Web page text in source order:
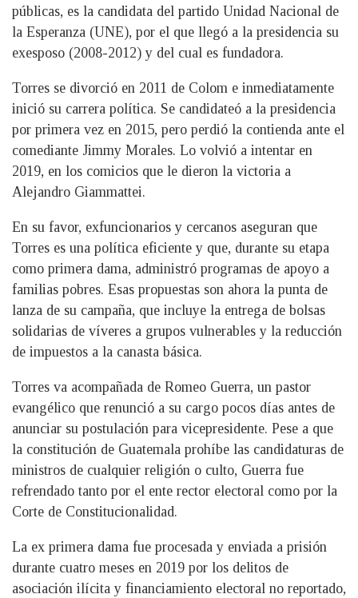
públicas, es la candidata del partido Unidad Nacional de
la Esperanza (UNE), por el que llegó a la presidencia su
exesposo (2008-2012) y del cual es fundadora.
Torres se divorció en 2011 de Colom e inmediatamente
inició su carrera política. Se candidateó a la presidencia
por primera vez en 2015, pero perdió la contienda ante el
comediante Jimmy Morales. Lo volvió a intentar en
2019, en los comicios que le dieron la victoria a
Alejandro Giammattei.
En su favor, exfuncionarios y cercanos aseguran que
Torres es una política eficiente y que, durante su etapa
como primera dama, administró programas de apoyo a
familias pobres. Esas propuestas son ahora la punta de
lanza de su campaña, que incluye la entrega de bolsas
solidarias de víveres a grupos vulnerables y la reducción
de impuestos a la canasta básica.
Torres va acompañada de Romeo Guerra, un pastor
evangélico que renunció a su cargo pocos días antes de
anunciar su postulación para vicepresidente. Pese a que
la constitución de Guatemala prohíbe las candidaturas de
ministros de cualquier religión o culto, Guerra fue
refrendado tanto por el ente rector electoral como por la
Corte de Constitucionalidad.
La ex primera dama fue procesada y enviada a prisión
durante cuatro meses en 2019 por los delitos de
asociación ilícita y financiamiento electoral no reportado,